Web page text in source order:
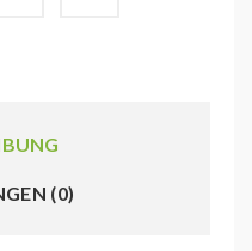
(0)